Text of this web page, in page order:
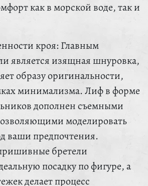
как в морской воде, так и
кроя: Главным
является изящная шнуровка,
образу оригинальности,
минимализма. Лиф в форме
дополнен съемными
моделировать
ваши предпочтения.
бретели
посадку по фигуре, а
делает процесс